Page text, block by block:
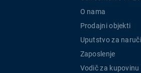
O nama
Prodajni objekti
Uputstvo za
Zaposlenje
Vodič za kupovinu